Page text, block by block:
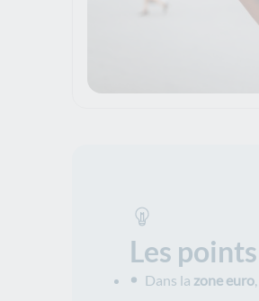
Les
Dans la zone euro